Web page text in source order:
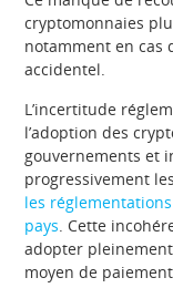
cryptomonnaies
notamment en cas
accidentel.
L’incertitude
l’adoption des
gouvernements et
progressivement
les
pays. Cette
adopter
moyen de